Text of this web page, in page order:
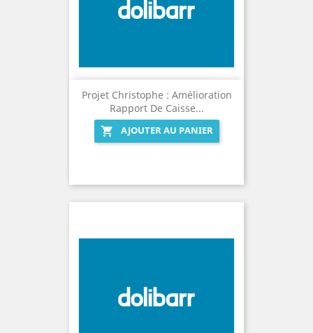
Projet Christophe : Amélioration
Rapport De Caisse...

AJOUTER AU PANIER